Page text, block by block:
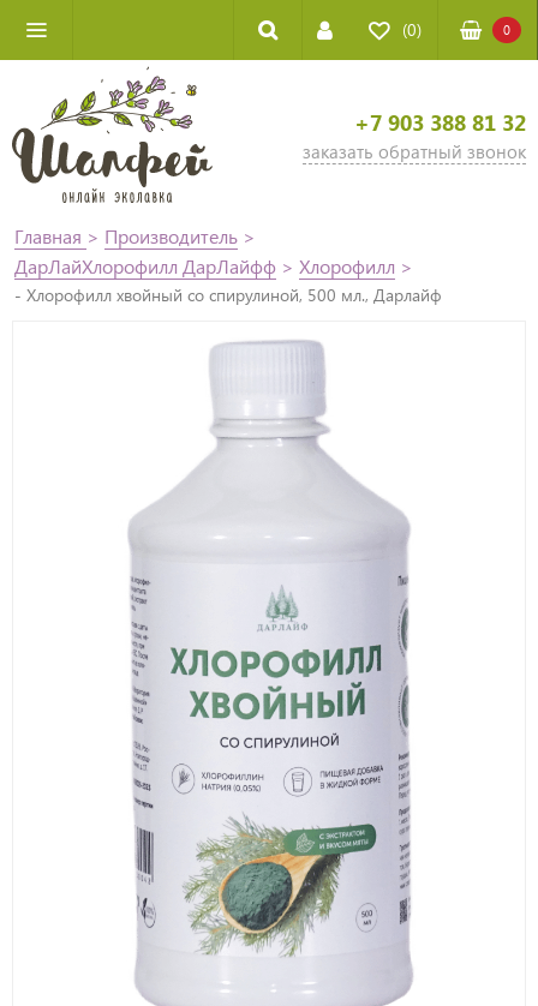
(0) 0
+7 903 388 81 32
заказать обратный звонок
Главная > Производитель >
ДарЛайХлорофилл ДарЛайфф > Хлорофилл >
- Хлорофилл хвойный со спирулиной, 500 мл., Дарлайф